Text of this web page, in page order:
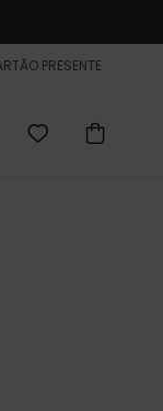
PRESENTE